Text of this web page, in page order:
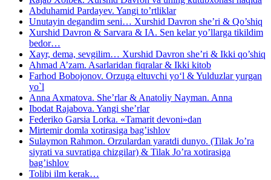
Abduhamid Pardayev. Yangi to’rtliklar
Unutayin degandim seni… Xurshid Davron she’ri & Qo’shiq
Xurshid Davron & Sarvara & IA. Sen kelar yo’llarga tikildim
bedor…
Xayr, dema, sevgilim… Xurshid Davron she’ri & Ikki qo’shiq
Ahmad A’zam. Asarlaridan fiqralar & Ikki kitob
Farhod Bobojonov. Orzuga eltuvchi yo‘l & Yulduzlar yurgan
yo`l
Anna Axmatova. She’rlar & Anatoliy Nayman. Anna
Ibodat Rajabova. Yangi she’rlar
Federiko Garsia Lorka. «Tamarit devoni»dan
Mirtemir domla xotirasiga bag’ishlov
Sulaymon Rahmon. Orzulardan yaratdi dunyo. (Tilak Jo’ra
siyrati va suvratiga chizgilar) & Tilak Jo’ra xotirasiga
bag’ishlov
Tolibi ilm kerak…